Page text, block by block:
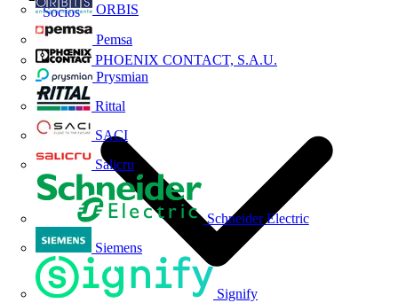
ORBIS
Pemsa
PHOENIX CONTACT, S.A.U.
Prysmian
Rittal
SACI
Salicru
Schneider Electric
Siemens
Signify
Socios